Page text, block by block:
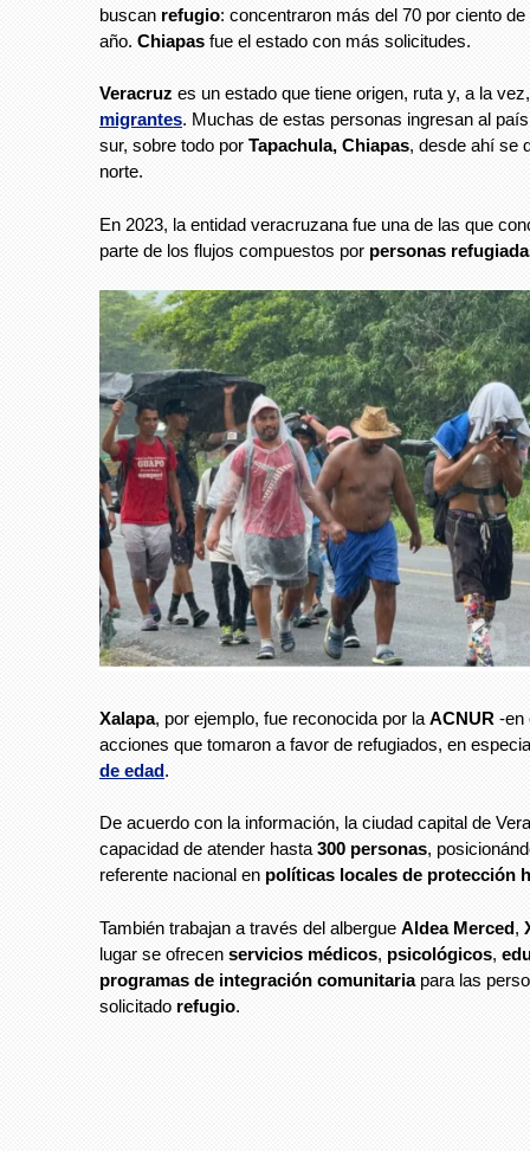
buscan refugio: concentraron más del 70 por ciento
año. Chiapas fue el estado con más solicitudes.
Veracruz es un estado que tiene origen, ruta y, a la
migrantes. Muchas de estas personas ingresan al
sur, sobre todo por Tapachula, Chiapas, desde ahí se
norte.
En 2023, la entidad veracruzana fue una de las que
parte de los flujos compuestos por personas
Xalapa, por ejemplo, fue reconocida por la ACNUR -en
acciones que tomaron a favor de refugiados, en
de edad.
De acuerdo con la información, la ciudad capital de
capacidad de atender hasta 300 personas,
referente nacional en políticas locales de protección
También trabajan a través del albergue Aldea Merced,
lugar se ofrecen servicios médicos, psicológicos,
programas de integración comunitariapara las
solicitado refugio.